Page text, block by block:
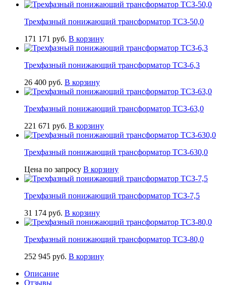
Трехфазный понижающий трансформатор ТСЗ-50,0
171 171 руб. В корзину
Трехфазный понижающий трансформатор ТСЗ-6,3
26 400 руб. В корзину
Трехфазный понижающий трансформатор ТСЗ-63,0
221 671 руб. В корзину
Трехфазный понижающий трансформатор ТСЗ-630,0
Цена по запросу В корзину
Трехфазный понижающий трансформатор ТСЗ-7,5
31 174 руб. В корзину
Трехфазный понижающий трансформатор ТСЗ-80,0
252 945 руб. В корзину
Описание
Отзывы